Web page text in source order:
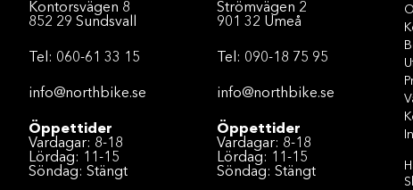
Kontorsvägen 8
852 29 Sundsvall
Tel: 060-61 33 15
info@northbike.se
Öppettider
Vardagar: 8-18
Lördag: 11-15
Söndag: Stängt
Strömvägen 2
901 32 Umeå
Tel: 090-18 75 95
info@northbike.se
Öppettider
Vardagar: 8-18
Lördag: 11-15
Söndag: Stängt